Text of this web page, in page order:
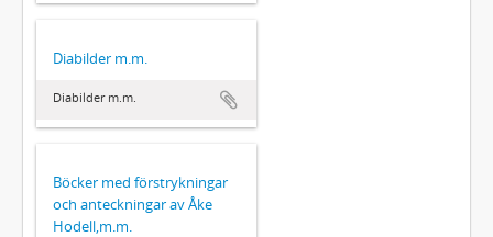
Diabilder m.m.
Diabilder m.m.
Böcker med förstrykningar
och anteckningar av Åke
Hodell,m.m.